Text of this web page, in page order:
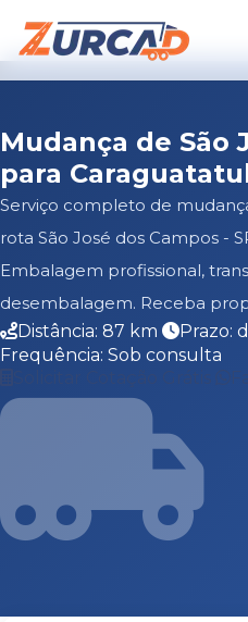
Mudança de São
para
Serviço completo de
rota São José dos Campos -
Embalagem profissional,
desembalagem. Receba
Distância: 87 km
Prazo:
Frequência: Sob consulta